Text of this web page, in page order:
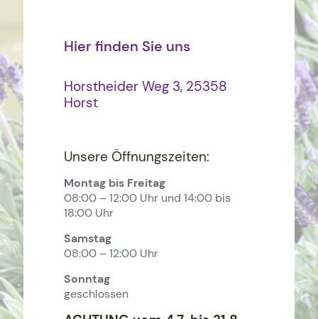
Hier finden Sie uns
Horstheider Weg 3, 25358
Horst
Unsere Öffnungszeiten:
Montag bis Freitag
08:00 – 12:00 Uhr und 14:00 bis
18:00 Uhr
Samstag
08:00 – 12:00 Uhr
Sonntag
geschlossen